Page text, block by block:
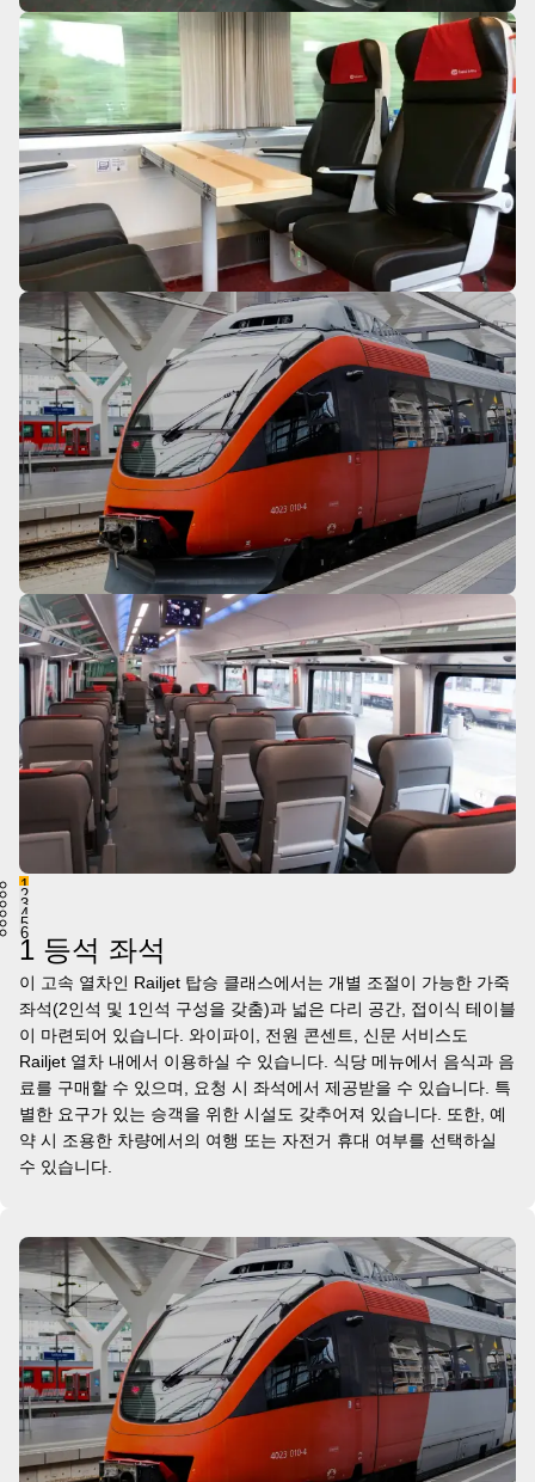
1
2
3
4
5
6
1 등석 좌석
이 고속 열차인 Railjet 탑승 클래스에서는 개별 조절이 가능한 가죽
좌석(2인석 및 1인석 구성을 갖춤)과 넓은 다리 공간, 접이식 테이블
이 마련되어 있습니다. 와이파이, 전원 콘센트, 신문 서비스도
Railjet 열차 내에서 이용하실 수 있습니다. 식당 메뉴에서 음식과 음
료를 구매할 수 있으며, 요청 시 좌석에서 제공받을 수 있습니다. 특
별한 요구가 있는 승객을 위한 시설도 갖추어져 있습니다. 또한, 예
약 시 조용한 차량에서의 여행 또는 자전거 휴대 여부를 선택하실
수 있습니다.